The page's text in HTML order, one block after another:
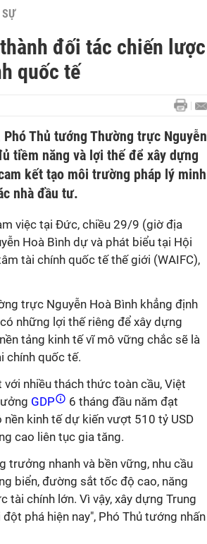
SỰ
đối tác chiến lược
quốc tế
Thủ tướng Thường trực Nguyễn
tiềm năng và lợi thế để xây dựng
kết tạo môi trường pháp lý minh
nhà đầu tư.
việc tại Đức, chiều 29/9 (giờ địa
Hoà Bình dự và phát biểu tại Hội
tài chính quốc tế thế giới (WAIFC),
trực Nguyễn Hoà Bình khẳng định
những lợi thế riêng để xây dựng
tảng kinh tế vĩ mô vững chắc sẽ là
chính quốc tế.
nhiều thách thức toàn cầu, Việt
GDP
6 tháng đầu năm đạt
kinh tế dự kiến vượt 510 tỷ USD
cao liên tục gia tăng.
trưởng nhanh và bền vững, nhu cầu
biển, đường sắt tốc độ cao, năng
tài chính lớn. Vì vậy, xây dựng Trung
phá hiện nay", Phó Thủ tướng nhấn